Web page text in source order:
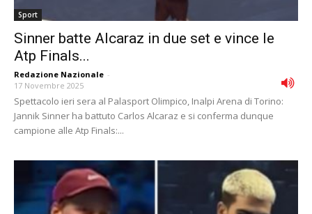
Sport
Sinner batte Alcaraz in due set e vince le
Atp Finals...
Redazione Nazionale -
17 Novembre 2025
Spettacolo ieri sera al Palasport Olimpico, Inalpi Arena di Torino:
Jannik Sinner ha battuto Carlos Alcaraz e si conferma dunque
campione alle Atp Finals:...